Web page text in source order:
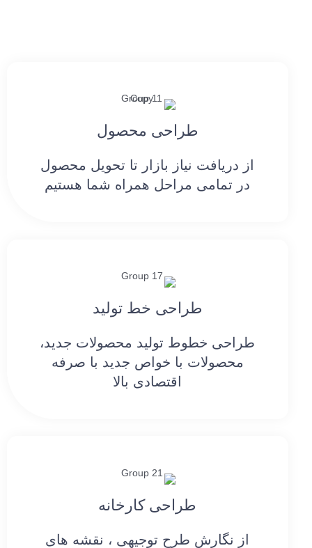
طراحی محصول
از دریافت نیاز بازار تا تحویل محصول
در تمامی مراحل همراه شما هستیم
طراحی خط تولید
طراحی خطوط تولید محصولات جدید،
محصولات با خواص جدید با صرفه
اقتصادی بالا
طراحی کارخانه
از نگارش طرح توجیهی ، نقشه های